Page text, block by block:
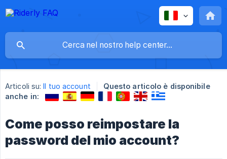
Articoli su: Il tuo account
Questo articolo è disponibile
anche in:
Come posso reimpostare la
password del mio account?